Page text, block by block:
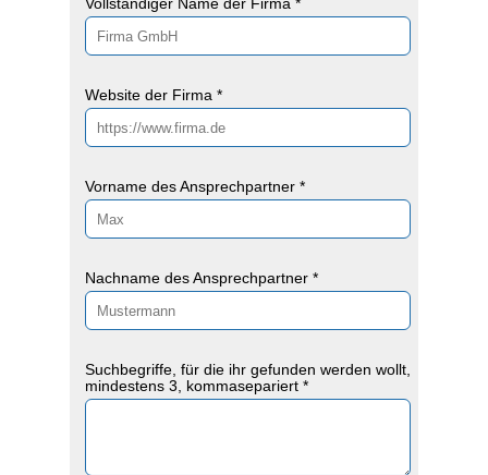
Website der Firma *
Vorname des Ansprechpartner *
Nachname des Ansprechpartner *
Suchbegriffe, für die ihr gefunden werden wollt,
mindestens 3, kommasepariert *